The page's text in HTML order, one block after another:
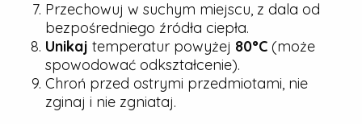
Przechowuj w suchym miejscu, z dala od
bezpośredniego źródła ciepła.
Unikaj temperatur powyżej 80°C (może
spowodować odkształcenie).
Chroń przed ostrymi przedmiotami, nie
zginaj i nie zgniataj.